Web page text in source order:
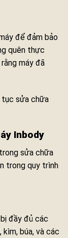
để đảm bảo
quên thực
máy đã
tục sửa chữa
Inbody
sửa chữa
trong quy trình
đầy đủ các
búa, và các